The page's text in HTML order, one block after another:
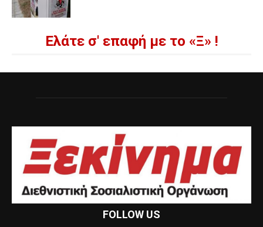
Ελάτε σ' επαφή με το «Ξ» !
FOLLOW US